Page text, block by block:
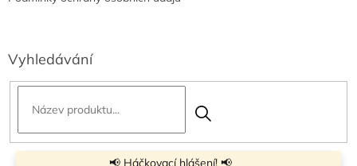
📢 Háčkovací hlášení! 📢
Vyhledávání